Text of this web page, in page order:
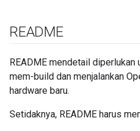
README
README mendetail diperlukan
mem-build dan menjalankan
hardware baru.
Setidaknya, README harus